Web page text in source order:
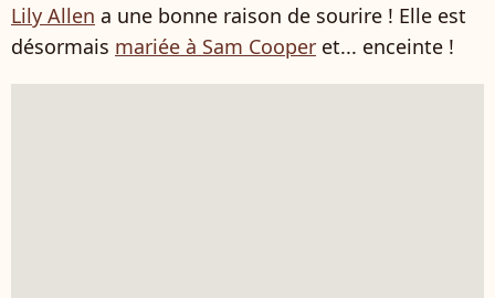
Lily Allen a une bonne raison de sourire ! Elle est
désormais mariée à Sam Cooper et... enceinte !